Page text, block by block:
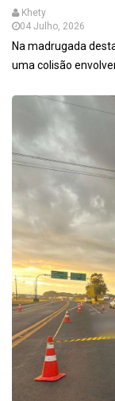
Khety
04 Julho, 2026
Na madrugada
uma colisão